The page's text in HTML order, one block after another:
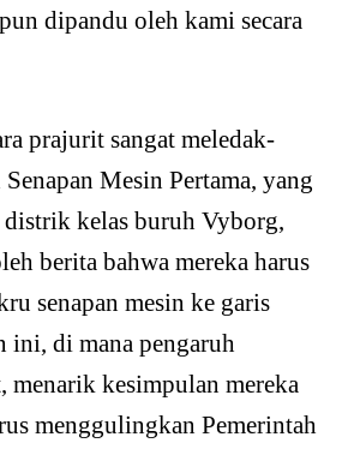
dipandu oleh kami secara
prajurit sangat meledak-
Mesin Pertama, yang
kelas buruh Vyborg,
berita bahwa mereka harus
senapan mesin ke garis
ini, di mana pengaruh
menarik kesimpulan mereka
menggulingkan Pemerintah